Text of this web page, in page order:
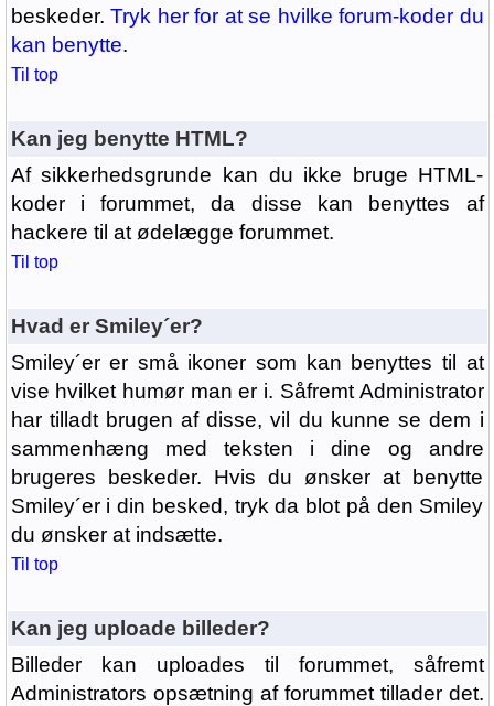
beskeder. Tryk her for at se hvilke forum-koder du
kan benytte.
Til top
Kan jeg benytte HTML?
Af sikkerhedsgrunde kan du ikke bruge HTML-
koder i forummet, da disse kan benyttes af
hackere til at ødelægge forummet.
Til top
Hvad er Smiley´er?
Smiley´er er små ikoner som kan benyttes til at
vise hvilket humør man er i. Såfremt Administrator
har tilladt brugen af disse, vil du kunne se dem i
sammenhæng med teksten i dine og andre
brugeres beskeder. Hvis du ønsker at benytte
Smiley´er i din besked, tryk da blot på den Smiley
du ønsker at indsætte.
Til top
Kan jeg uploade billeder?
Billeder kan uploades til forummet, såfremt
Administrators opsætning af forummet tillader det.